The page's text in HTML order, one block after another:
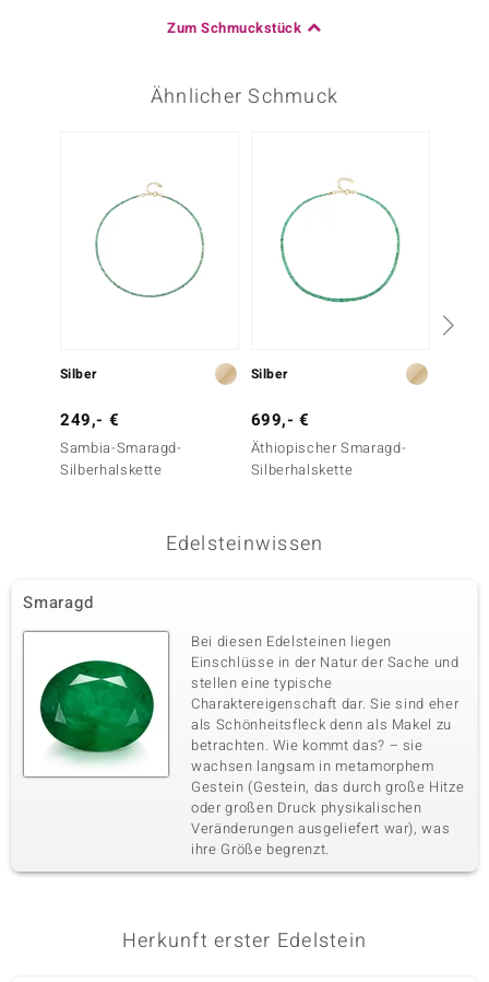
Zum Schmuckstück
Ähnlicher Schmuck
Silber
249,- €
Sambia-Smaragd-
Silberhalskette
Silber
699,- €
Äthiopischer Smaragd-
Silberhalskette
Edelsteinwissen
Smaragd
Bei diesen Edelsteinen liegen
Einschlüsse in der Natur der Sache und
stellen eine typische
Charaktereigenschaft dar. Sie sind eher
als Schönheitsfleck denn als Makel zu
betrachten. Wie kommt das? – sie
wachsen langsam in metamorphem
Gestein (Gestein, das durch große Hitze
oder großen Druck physikalischen
Veränderungen ausgeliefert war), was
ihre Größe begrenzt.
Herkunft erster Edelstein